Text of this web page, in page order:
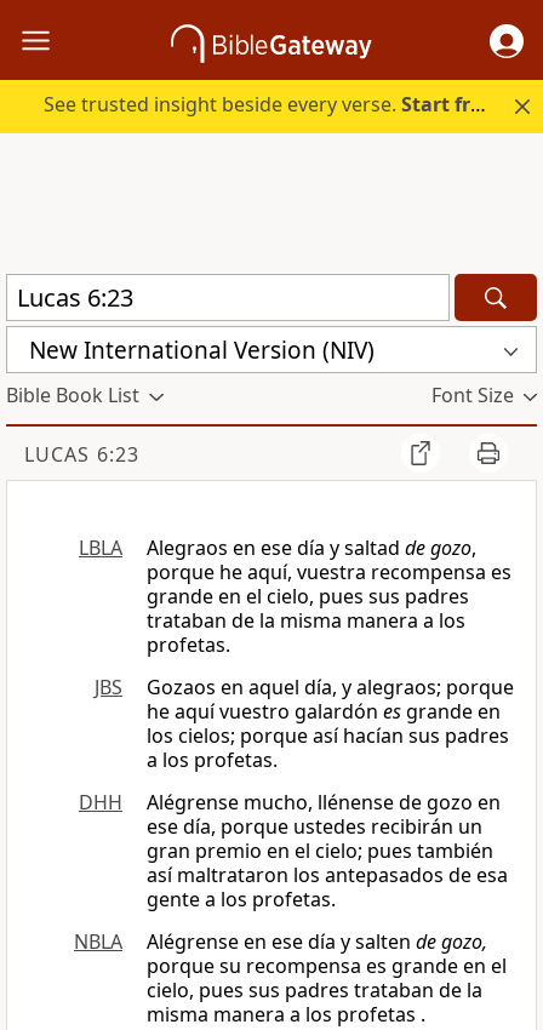
See trusted insight beside every verse.Start free.
New International Version (NIV)
Bible Book List Font Size
LUCAS 6:23
LBLA Alegraos en ese día y saltad de gozo,
porque he aquí, vuestra recompensa es
grande en el cielo, pues sus padres
trataban de la misma manera a los
profetas.
JBS
Gozaos en aquel día, y alegraos; porque
he aquí vuestro galardón esgrande en
los cielos; porque así hacían sus padres
a los profetas.
DHH
Alégrense mucho, llénense de gozo en
ese día, porque ustedes recibirán un
gran premio en el cielo; pues también
así maltrataron los antepasados de esa
gente a los profetas.
NBLA
Alégrense en ese día y salten de gozo,
porque su recompensa es grande en el
cielo, pues sus padres trataban de la
misma manera a los profetas .